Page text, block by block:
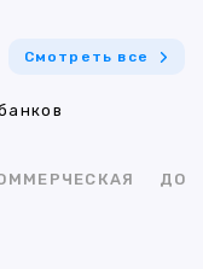
Смотреть все
ДОМ